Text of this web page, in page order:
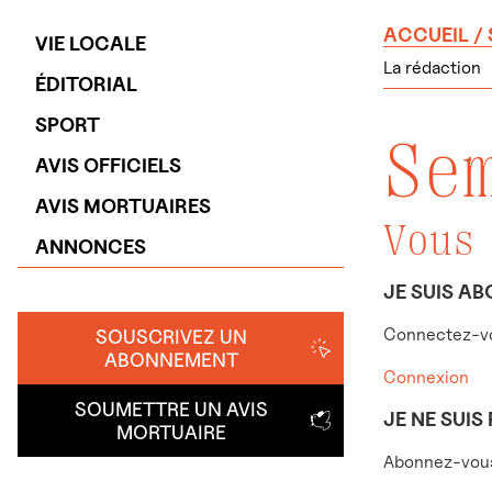
VIE LOCALE
ÉDITORIAL
SPORT
AVIS OFFICIELS
AVIS MORTUAIRES
ANNONCES
SOUSCRIVEZ UN
ABONNEMENT
SOUMETTRE UN AVIS
MORTUAIRE
ACCUEIL /
La rédaction
JE SUIS
Connectez-
Connexion
JE NE SUIS
Abonnez-